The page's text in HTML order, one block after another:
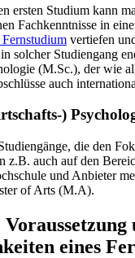
ersten Studium kann
Fachkenntnisse in
vertiefen
solcher Studiengang
(M.Sc.), der wie
auch
)
die den
z.B. auch auf den
und Anbieter
of Arts (M.A).
eines